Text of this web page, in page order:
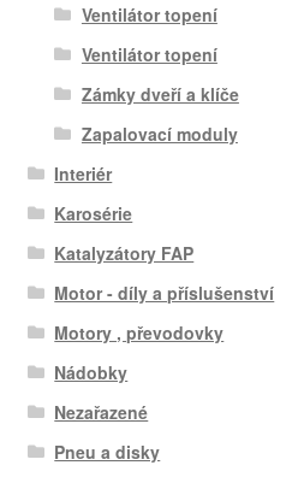
Ventilátor topení
Ventilátor topení
Zámky dveří a klíče
Zapalovací moduly
Interiér
Karosérie
Katalyzátory FAP
Motor - díly a příslušenství
Motory , převodovky
Nádobky
Nezařazené
Pneu a disky